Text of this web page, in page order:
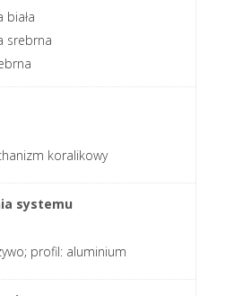
biała
srebrna
koralikowy
systemu
profil: aluminium